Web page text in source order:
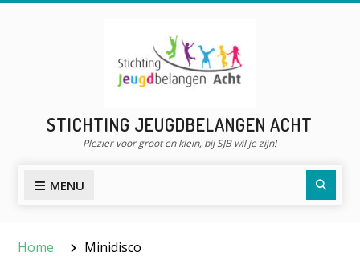
STICHTING JEUGDBELANGEN ACHT
Plezier voor groot en klein, bij SJB wil je zijn!
MENU
Home Minidisco